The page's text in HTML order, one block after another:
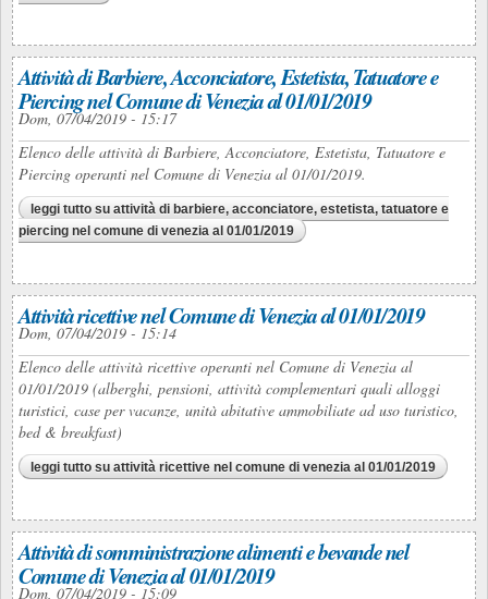
Attività di Barbiere, Acconciatore, Estetista, Tatuatore e
Piercing nel Comune di Venezia al 01/01/2019
Dom, 07/04/2019 - 15:17
Elenco delle attività di Barbiere, Acconciatore, Estetista, Tatuatore e
Piercing operanti nel Comune di Venezia al 01/01/2019.
leggi tutto su attività di barbiere, acconciatore, estetista, tatuatore e
piercing nel comune di venezia al 01/01/2019
Attività ricettive nel Comune di Venezia al 01/01/2019
Dom, 07/04/2019 - 15:14
Elenco delle attività ricettive operanti nel Comune di Venezia al
01/01/2019 (alberghi, pensioni, attività complementari quali alloggi
turistici, case per vacanze, unità abitative ammobiliate ad uso turistico,
bed & breakfast)
leggi tutto su attività ricettive nel comune di venezia al 01/01/2019
Attività di somministrazione alimenti e bevande nel
Comune di Venezia al 01/01/2019
Dom, 07/04/2019 - 15:09